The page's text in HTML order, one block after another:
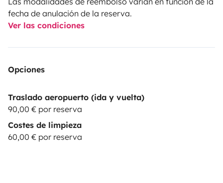
fecha de anulación de la reserva.
Ver las condiciones
Opciones
Traslado aeropuerto (ida y vuelta)
90,00 € por reserva
Costes de limpieza
60,00 € por reserva